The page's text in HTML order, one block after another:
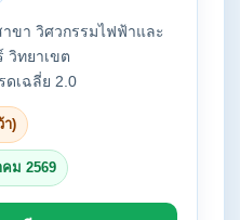
ขา วิศวกรรมไฟฟ้าและ
วิทยาเขต
ดเฉลี่ย 2.0
า)
ม 2569